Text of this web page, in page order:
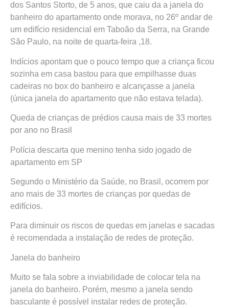
dos Santos Storto, de 5 anos, que caiu da a janela do
banheiro do apartamento onde morava, no 26º andar de
um edifício residencial em Taboão da Serra, na Grande
São Paulo, na noite de quarta-feira ,18.
Indícios apontam que o pouco tempo que a criança ficou
sozinha em casa bastou para que empilhasse duas
cadeiras no box do banheiro e alcançasse a janela
(única janela do apartamento que não estava telada).
Queda de crianças de prédios causa mais de 33 mortes
por ano no Brasil
Polícia descarta que menino tenha sido jogado de
apartamento em SP
Segundo o Ministério da Saúde, no Brasil, ocorrem por
ano mais de 33 mortes de crianças por quedas de
edifícios.
Para diminuir os riscos de quedas em janelas e sacadas
é recomendada a instalação de redes de proteção.
Janela do banheiro
Muito se fala sobre a inviabilidade de colocar tela na
janela do banheiro. Porém, mesmo a janela sendo
basculante é possível instalar redes de proteção.